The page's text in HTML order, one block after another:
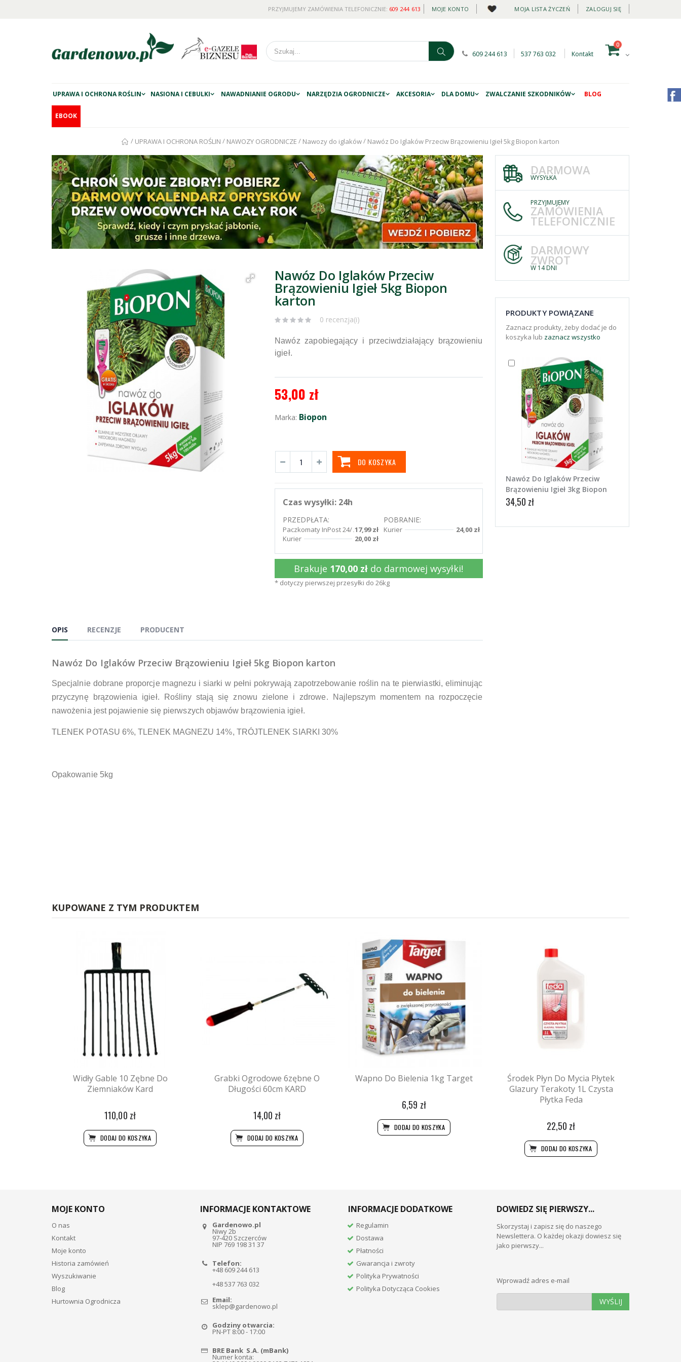
MOJE KONTO MOJA LISTA ŻYCZEŃ ZALOGUJ SIĘ
PRZYJMUJEMY ZAMÓWIENIA TELEFONICZNIE: 609 244 613
609 244 613 537 763 032 Kontakt
0
UPRAWA I OCHRONA ROŚLIN NASIONA I CEBULKI NAWADNIANIE OGRODU NARZĘDZIA OGRODNICZE AKCESORIA DLA DOMU ZWALCZANIE SZKODNIKÓW BLOG
EBOOK
/ UPRAWA I OCHRONA ROŚLIN / NAWOZY OGRODNICZE / Nawozy do iglaków/ Nawóz Do Iglaków Przeciw Brązowieniu Igieł 5kg Biopon karton
Nawóz Do Iglaków Przeciw
Brązowieniu Igieł 5kg Biopon
karton
0 recenzja(i)
Nawóz zapobiegający i przeciwdziałający brązowieniu
igieł.
53,00 zł
Marka: Biopon
DO KOSZYKA
Czas wysyłki: 24h
PRZEDPŁATA:
Paczkomaty InPost 24/717,99 zł
Kurier
20,00 zł
POBRANIE:
Kurier 24,00 zł
Brakuje 170,00 zł do darmowej wysyłki!
* dotyczy pierwszej przesyłki do 26kg
OPIS RECENZJE PRODUCENT
Nawóz Do Iglaków Przeciw Brązowieniu Igieł 5kg Biopon karton
Specjalnie dobrane proporcje magnezu i siarki w pełni pokrywają zapotrzebowanie roślin na te pierwiastki, eliminując
przyczynę brązowienia igieł. Rośliny stają się znowu zielone i zdrowe. Najlepszym momentem na rozpoczęcie
nawożenia jest pojawienie się pierwszych objawów brązowienia igieł.
TLENEK POTASU 6%, TLENEK MAGNEZU 14%, TRÓJTLENEK SIARKI 30%
Opakowanie 5kg
DARMOWA
WYSYŁKA
PRZYJMUJEMY
ZAMÓWIENIA
TELEFONICZNIE
DARMOWY
ZWROT
W 14 DNI
PRODUKTY POWIĄZANE
Zaznacz produkty, żeby dodać je do
koszyka lub zaznacz wszystko
Nawóz Do Iglaków Przeciw
Brązowieniu Igieł 3kg Biopon
34,50 zł
KUPOWANE Z TYM PRODUKTEM
Widły Gable 10 Zębne Do
Ziemniaków Kard
110,00 zł
DODAJ DO KOSZYKA
Grabki Ogrodowe 6zębne O
Długości 60cm KARD
14,00 zł
DODAJ DO KOSZYKA
Wapno Do Bielenia 1kg Target
6,59 zł
DODAJ DO KOSZYKA
Środek Płyn Do Mycia Płytek
Glazury Terakoty 1L Czysta
Płytka Feda
22,50 zł
DODAJ DO KOSZYKA
MOJE KONTO
O nas
Kontakt
Moje konto
Historia zamówień
Wyszukiwanie
Blog
Hurtownia Ogrodnicza
INFORMACJE KONTAKTOWE
Gardenowo.pl
Niwy 2b
97-420 Szczerców
NIP 769 198 31 37
Telefon:
+48 609 244 613
+48 537 763 032
Email:
sklep@gardenowo.pl
Godziny otwarcia:
PN-PT 8:00 - 17:00
BRE Bank S.A. (mBank)
Numer konta:
INFORMACJE DODATKOWE
Regulamin
Dostawa
Płatności
Gwarancja i zwroty
Polityka Prywatności
Polityka Dotycząca Cookies
DOWIEDZ SIĘ PIERWSZY...
Skorzystaj i zapisz się do naszego
Newslettera. O każdej okazji dowiesz się
jako pierwszy...
Wprowadź adres e-mail
WYŚLIJ